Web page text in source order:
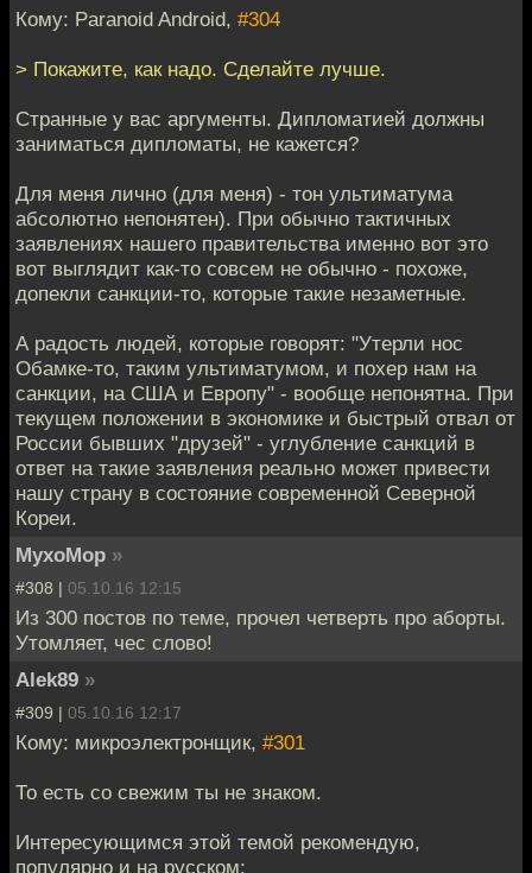
Кому: Paranoid Android, #304
> Покажите, как надо. Сделайте лучше.
Странные у вас аргументы. Дипломатией должны
заниматься дипломаты, не кажется?
Для меня лично (для меня) - тон ультиматума
абсолютно непонятен). При обычно тактичных
заявлениях нашего правительства именно вот это
вот выглядит как-то совсем не обычно - похоже,
допекли санкции-то, которые такие незаметные.
А радость людей, которые говорят: "Утерли нос
Обамке-то, таким ультиматумом, и похер нам на
санкции, на США и Европу" - вообще непонятна. При
текущем положении в экономике и быстрый отвал от
России бывших "друзей" - углубление санкций в
ответ на такие заявления реально может привести
нашу страну в состояние современной Северной
Кореи.
MyxoMop »
#308 | 05.10.16 12:15
Из 300 постов по теме, прочел четверть про аборты.
Утомляет, чес слово!
Alek89 »
#309 | 05.10.16 12:17
Кому: микроэлектронщик, #301
То есть со свежим ты не знаком.
Интересующимся этой темой рекомендую,
популярно и на русском: